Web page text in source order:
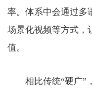
率。体系中会通过多
场景化视频等方式，
值。
相比传统“硬广”